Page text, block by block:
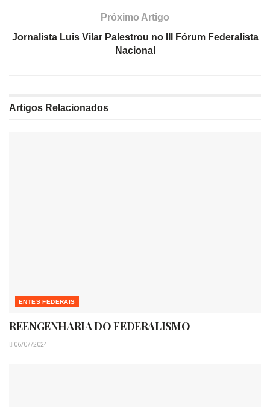
Próximo Artigo
Jornalista Luis Vilar Palestrou no III Fórum Federalista
Nacional
Artigos Relacionados
ENTES FEDERAIS
REENGENHARIA DO FEDERALISMO
06/07/2024